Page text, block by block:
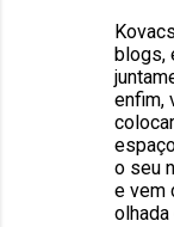
blogs,
enfim,
o seu
e vem
olhada